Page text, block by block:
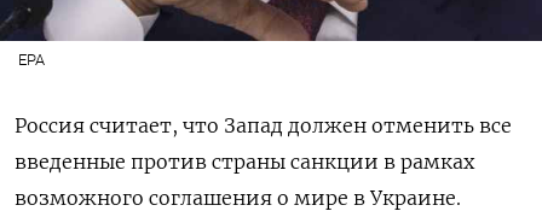
EPA
Россия считает, что Запад должен отменить все
введенные против страны санкции в рамках
возможного соглашения о мире в Украине.